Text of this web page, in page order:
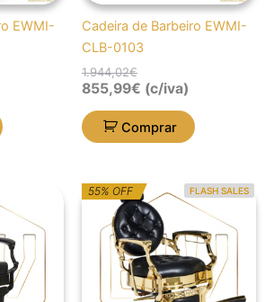
EWMI-
Cadeira de Barbeiro EWMI-
CLB-0103
1.944,02€
855,99€ (c/iva)
Comprar
FLASH SALES
55% OFFO
preço
original
era:
2.215,11€.
O
preço
atual
é:
999,01€.